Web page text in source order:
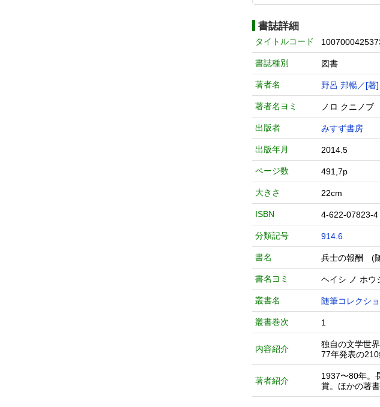
書誌詳細
タイトルコード
書誌種別 図書
著者名 野呂 邦暢／[著]
著者名ヨミ ノロ クニノブ
出版者 みすず書房
出版年月 2014.5
ページ数 491,7p
大きさ 22cm
ISBN 4-622-07823-4
分類記号 914.6
書名 兵士の報酬
書名ヨミ ヘイシ ノ ホウ
叢書名 随筆コレクシ
叢書巻次 1
内容紹介
独自の文学世
77年発表の
著者紹介
1937〜80年。
賞。ほかの著